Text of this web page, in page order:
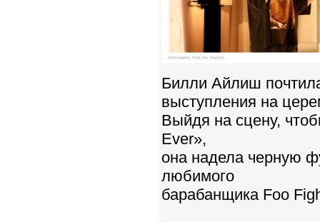
Билли Айлиш
выступления на
Выйдя на сцену,
Ever»,
она надела черную
любимого
барабанщика Foo